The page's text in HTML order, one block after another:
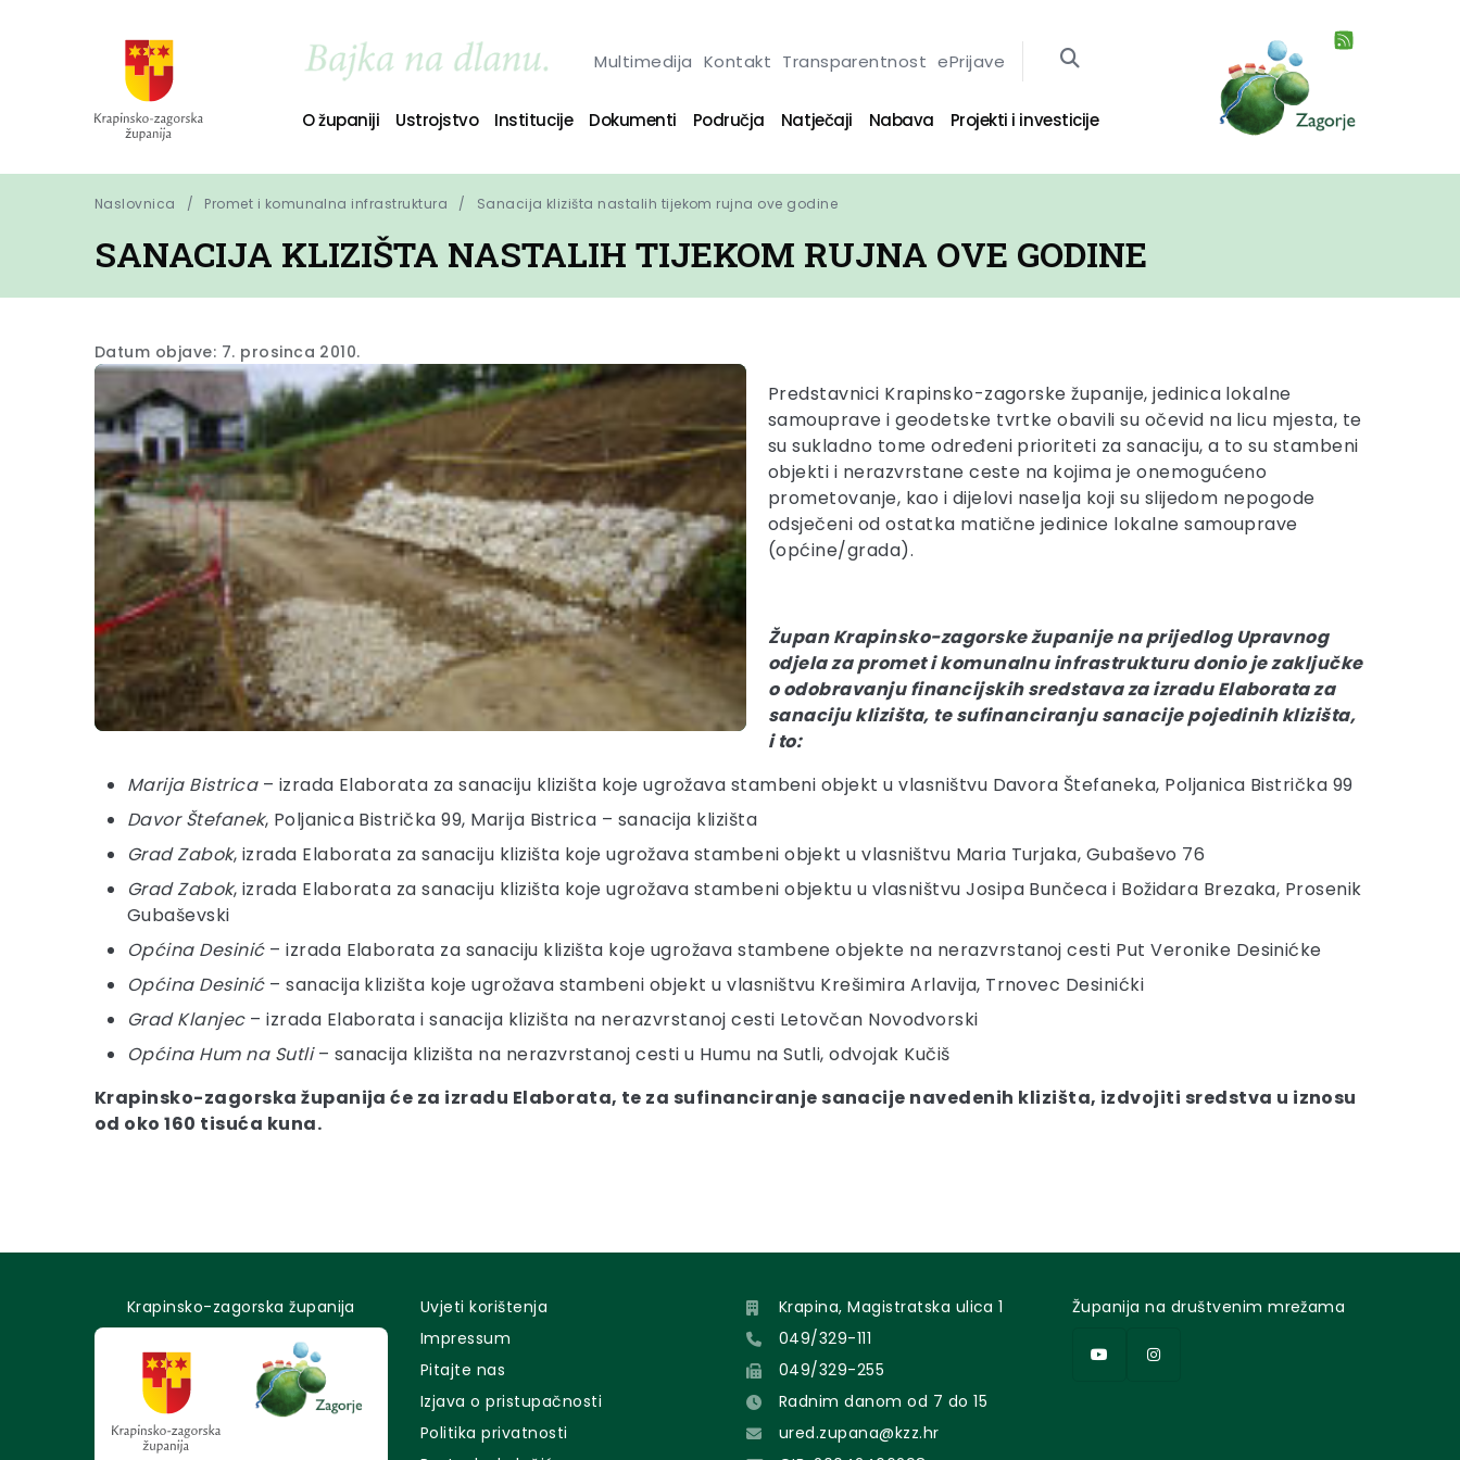
Multimedija Kontakt Transparentnost ePrijave
O županiji Ustrojstvo Institucije Dokumenti Područja Natječaji Nabava Projekti i investicije
Naslovnica Promet i komunalna infrastruktura Sanacija klizišta nastalih tijekom rujna ove godine
SANACIJA KLIZIŠTA NASTALIH TIJEKOM RUJNA OVE GODINE
Datum objave: 7. prosinca 2010.
Predstavnici Krapinsko-zagorske županije, jedinica lokalne
samouprave i geodetske tvrtke obavili su očevid na licu mjesta, te
su sukladno tome određeni prioriteti za sanaciju, a to su stambeni
objekti i nerazvrstane ceste na kojima je onemogućeno
prometovanje, kao i dijelovi naselja koji su slijedom nepogode
odsječeni od ostatka matične jedinice lokalne samouprave
(općine/grada).
Župan Krapinsko-zagorske županije na prijedlog Upravnog
odjela za promet i komunalnu infrastrukturu donio je zaključke
o odobravanju financijskih sredstava za izradu Elaborata za
sanaciju klizišta, te sufinanciranju sanacije pojedinih klizišta,
i to:
Marija Bistrica– izrada Elaborata za sanaciju klizišta koje ugrožava stambeni objekt u vlasništvu Davora Štefaneka, Poljanica Bistrička 99
Davor Štefanek, Poljanica Bistrička 99, Marija Bistrica – sanacija klizišta
Grad Zabok, izrada Elaborata za sanaciju klizišta koje ugrožava stambeni objekt u vlasništvu Maria Turjaka, Gubaševo 76
Grad Zabok, izrada Elaborata za sanaciju klizišta koje ugrožava stambeni objektu u vlasništvu Josipa Bunčeca i Božidara Brezaka, Prosenik
Gubaševski
Općina Desinić– izrada Elaborata za sanaciju klizišta koje ugrožava stambene objekte na nerazvrstanoj cesti Put Veronike Desinićke
Općina Desinić– sanacija klizišta koje ugrožava stambeni objekt u vlasništvu Krešimira Arlavija, Trnovec Desinićki
Grad Klanjec– izrada Elaborata i sanacija klizišta na nerazvrstanoj cesti Letovčan Novodvorski
Općina Hum na Sutli– sanacija klizišta na nerazvrstanoj cesti u Humu na Sutli, odvojak Kučiš
Krapinsko-zagorska županija će za izradu Elaborata, te za sufinanciranje sanacije navedenih klizišta, izdvojiti sredstva u iznosu
od oko 160 tisuća kuna.
Krapinsko-zagorska županija
Uvjeti korištenja
Impressum
Pitajte nas
Izjava o pristupačnosti
Politika privatnosti
Krapina, Magistratska ulica 1
049/329-111
049/329-255
Radnim danom od 7 do 15
ured.zupana@kzz.hr
Županija na društvenim mrežama